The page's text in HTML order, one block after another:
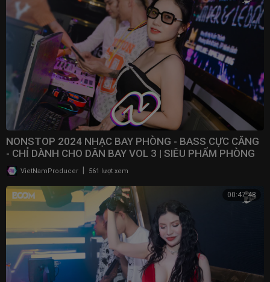
NONSTOP 2024 NHẠC BAY PHÒNG - BASS CỰC CĂNG
- CHỈ DÀNH CHO DÂN BAY VOL 3 | SIÊU PHẨM PHÒNG
BAY 2024
VietNamProducer 561 lượt xem
00:47:48